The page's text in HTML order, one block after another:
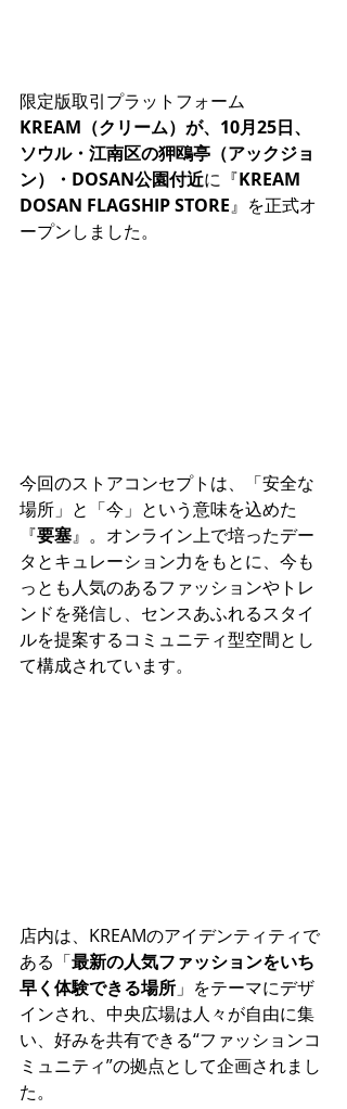
限定版取引プラットフォーム
KREAM（クリーム）が、10月25日、
ソウル・江南区の狎鴎亭（アックジョ
ン）・DOSAN公園付近に『KREAM
DOSAN FLAGSHIP STORE』を正式オ
ープンしました。
今回のストアコンセプトは、「安全な
場所」と「今」という意味を込めた
『要塞』。オンライン上で培ったデー
タとキュレーション力をもとに、今も
っとも人気のあるファッションやトレ
ンドを発信し、センスあふれるスタイ
ルを提案するコミュニティ型空間とし
て構成されています。
店内は、KREAMのアイデンティティで
ある「最新の人気ファッションをいち
早く体験できる場所 」をテーマにデザ
インされ、中央広場は人々が自由に集
い、好みを共有できる“ファッションコ
ミュニティ”の拠点として企画されまし
た。